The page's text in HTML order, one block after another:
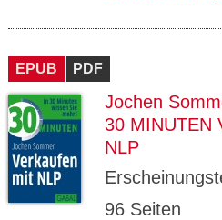
EPUB PDF
Jochen
30 MINUTEN
NLP
96 Seiten